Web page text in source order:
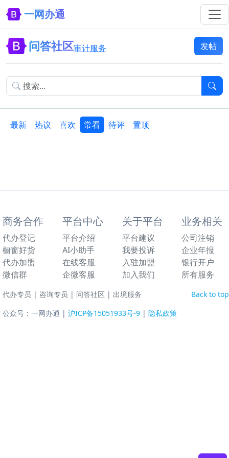
一网办通
问答社区审计服务 发帖
最新 热议 喜欢 常看 待评 置顶
商务合作
代办登记
橱窗好货
代办加盟
微信群
平台中心
平台介绍
AI小助手
在线客服
企微客服
关于平台
平台建议
我要投诉
入驻加盟
加入我们
业务相关
公司注销
企业年报
银行开户
所有服务
Back to top
代办专员 | 咨询专员 | 问答社区 | 出境服务
公众号：一网办通 | 沪ICP备15051933号-9 | 隐私政策